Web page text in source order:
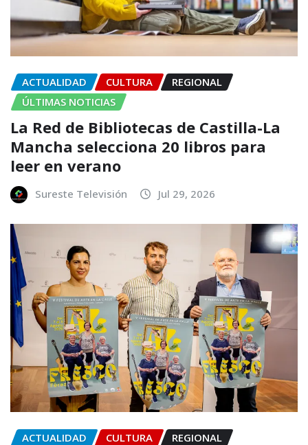
ACTUALIDAD CULTURA
REGIONAL
ÚLTIMAS NOTICIAS
La Red de Bibliotecas de Castilla-La
Mancha selecciona 20 libros para
leer en verano
Sureste Televisión Jul 29, 2026
ACTUALIDAD CULTURA
REGIONAL